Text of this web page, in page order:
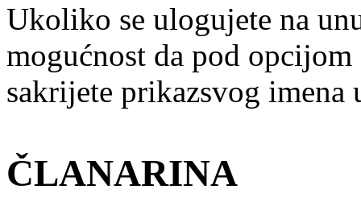
Ukoliko se ulogujete na
mogućnost da pod
sakrijete prikazsvog
ČLANARINA